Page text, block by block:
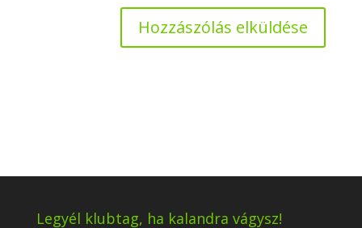
Legyél klubtag, ha kalandra vágysz!